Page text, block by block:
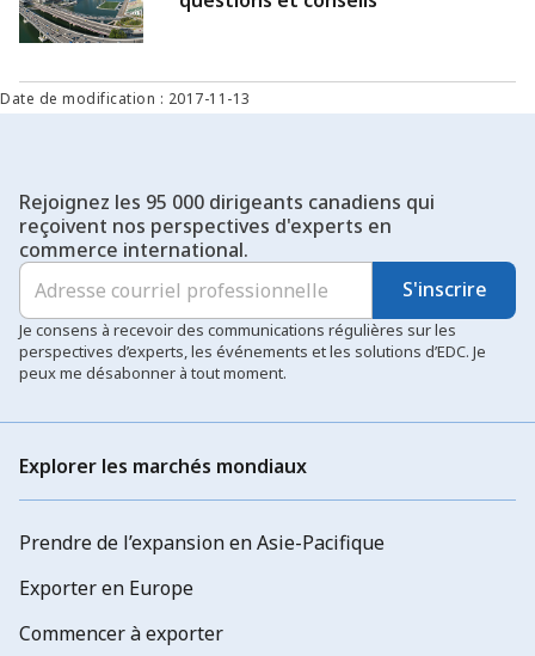
Date de modification : 2017-11-13
Rejoignez les 95 000 dirigeants canadiens qui
reçoivent nos perspectives d'experts en
commerce international.
S'inscrire
Je consens à recevoir des communications régulières sur les
perspectives d’experts, les événements et les solutions d’EDC. Je
peux me désabonner à tout moment.
Explorer les marchés mondiaux
Prendre de l’expansion en Asie-Pacifique
Exporter en Europe
Commencer à exporter